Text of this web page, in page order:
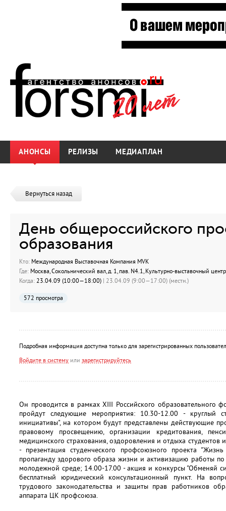
АНОНСЫ РЕЛИЗЫ МЕДИАПЛАН
Вернуться назад
День общероссийского
образования
Кто: Международная Выставочная Компания MVK
Где: Москва, Сокольнический вал, д. 1, пав. N4.1, Культурно-выставочный
Когда: 23.04.09 (10:00—18:00) | 23.04.09 (9:00—17:00) (местн.)
572 просмотра
Подробная информация доступна только для зарегистрированных
Войдите в систему или зарегистрируйтесь
Он проводится в рамках XIII Российского образовательного
пройдут следующие мероприятия: 10.30-12.00 - круглый
инициативы", на котором будут представлены действующие
правовому просвещению, организации кредитования,
медицинского страхования, оздоровления и отдыха
- презентация студенческого профсоюзного проекта
пропаганду здорового образа жизни и активизацию работы
молодежной среде; 14.00-17.00 - акция и конкурсы "Обменяй
бесплатный юридический консультационный пункт. На
трудового законодательства и защиты прав работников
аппарата ЦК профсоюза.